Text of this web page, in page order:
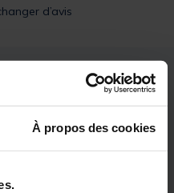
À propos des cookies
d’avis